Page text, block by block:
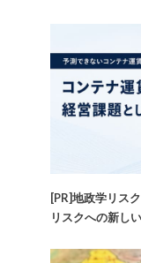
[PR]地政学リス
リスクへの新し